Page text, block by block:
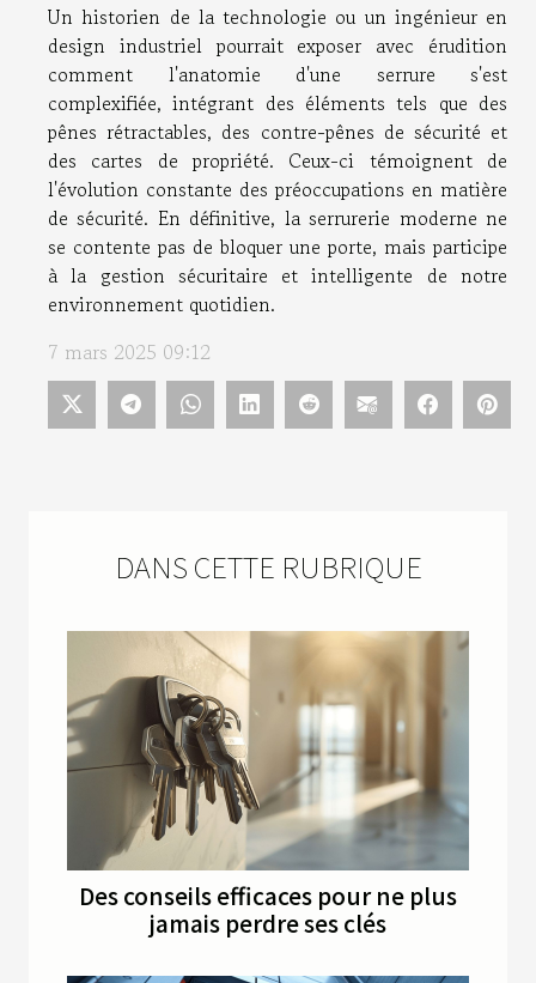
DANS CETTE RUBRIQUE
Des conseils efficaces pour ne plus
jamais perdre ses clés
Un historien de la technologie ou un ingénieur en
design industriel pourrait exposer avec érudition
comment l'anatomie d'une serrure s'est
complexifiée, intégrant des éléments tels que des
pênes rétractables, des contre-pênes de sécurité et
des cartes de propriété. Ceux-ci témoignent de
l'évolution constante des préoccupations en matière
de sécurité. En définitive, la serrurerie moderne ne
se contente pas de bloquer une porte, mais participe
à la gestion sécuritaire et intelligente de notre
environnement quotidien.
7 mars 2025 09:12